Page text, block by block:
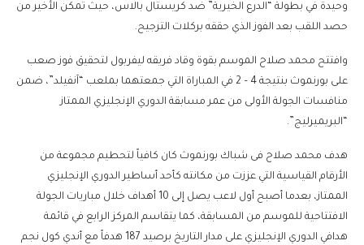
وحيدة في بطولة “الدرع الخيرية” ضد كريستال بالاس، حيث تمكن الأخير من
حصد اللقب بعد الفوز الذي حققه بركلات الترجيح.
وافتتح محمد صلاح الموسم بقوة وقاد فريقه ليفربول لتحقيق فوز صعب
على بورنموث بنتيجة 4 – 2 في المباراة التي جمعتهما بملعب “آنفيلد”، ضمن
منافسات الجولة الأولى من عمر مسابقة الدوري الإنجليزي الممتاز
“البريميرليج”.
هدف محمد صلاح فى شباك بورنموث كان كافياً لتحطيم مجموعة من
الأرقام القياسية التي عززت من مكانته كأحد أساطير الدوري الإنجليزي
الممتاز، بعدما أصبح أول لاعب يصل إلى 10 أهداف خلال مباريات الجولة
الافتتاحية للموسم من المسابقة، كما يتقاسم المركز الرابع في قائمة
هدافي الدوري الإنجليزي على مدار التاريخ برصيد 187 هدفاً مع أندي كول نجم